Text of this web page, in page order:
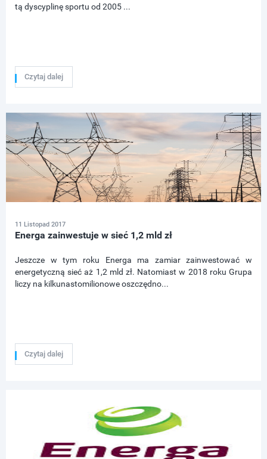
tą dyscyplinę sportu od 2005 ...
Czytaj dalej
11 Listopad 2017
Energa zainwestuje w sieć 1,2 mld zł
Jeszcze w tym roku Energa ma zamiar zainwestować w
energetyczną sieć aż 1,2 mld zł. Natomiast w 2018 roku Grupa
liczy na kilkunastomilionowe oszczędno...
Czytaj dalej